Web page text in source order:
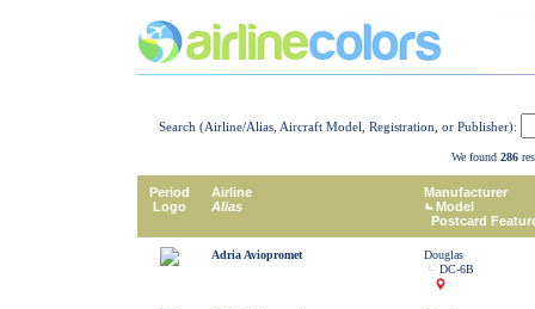
Search (Airline/Alias, Aircraft Model, Registration, or Publisher):
We found 286
Period
Logo
Airline
Alias
Manufacturer
Model
Postcard
Adria Aviopromet
Douglas
DC-6B